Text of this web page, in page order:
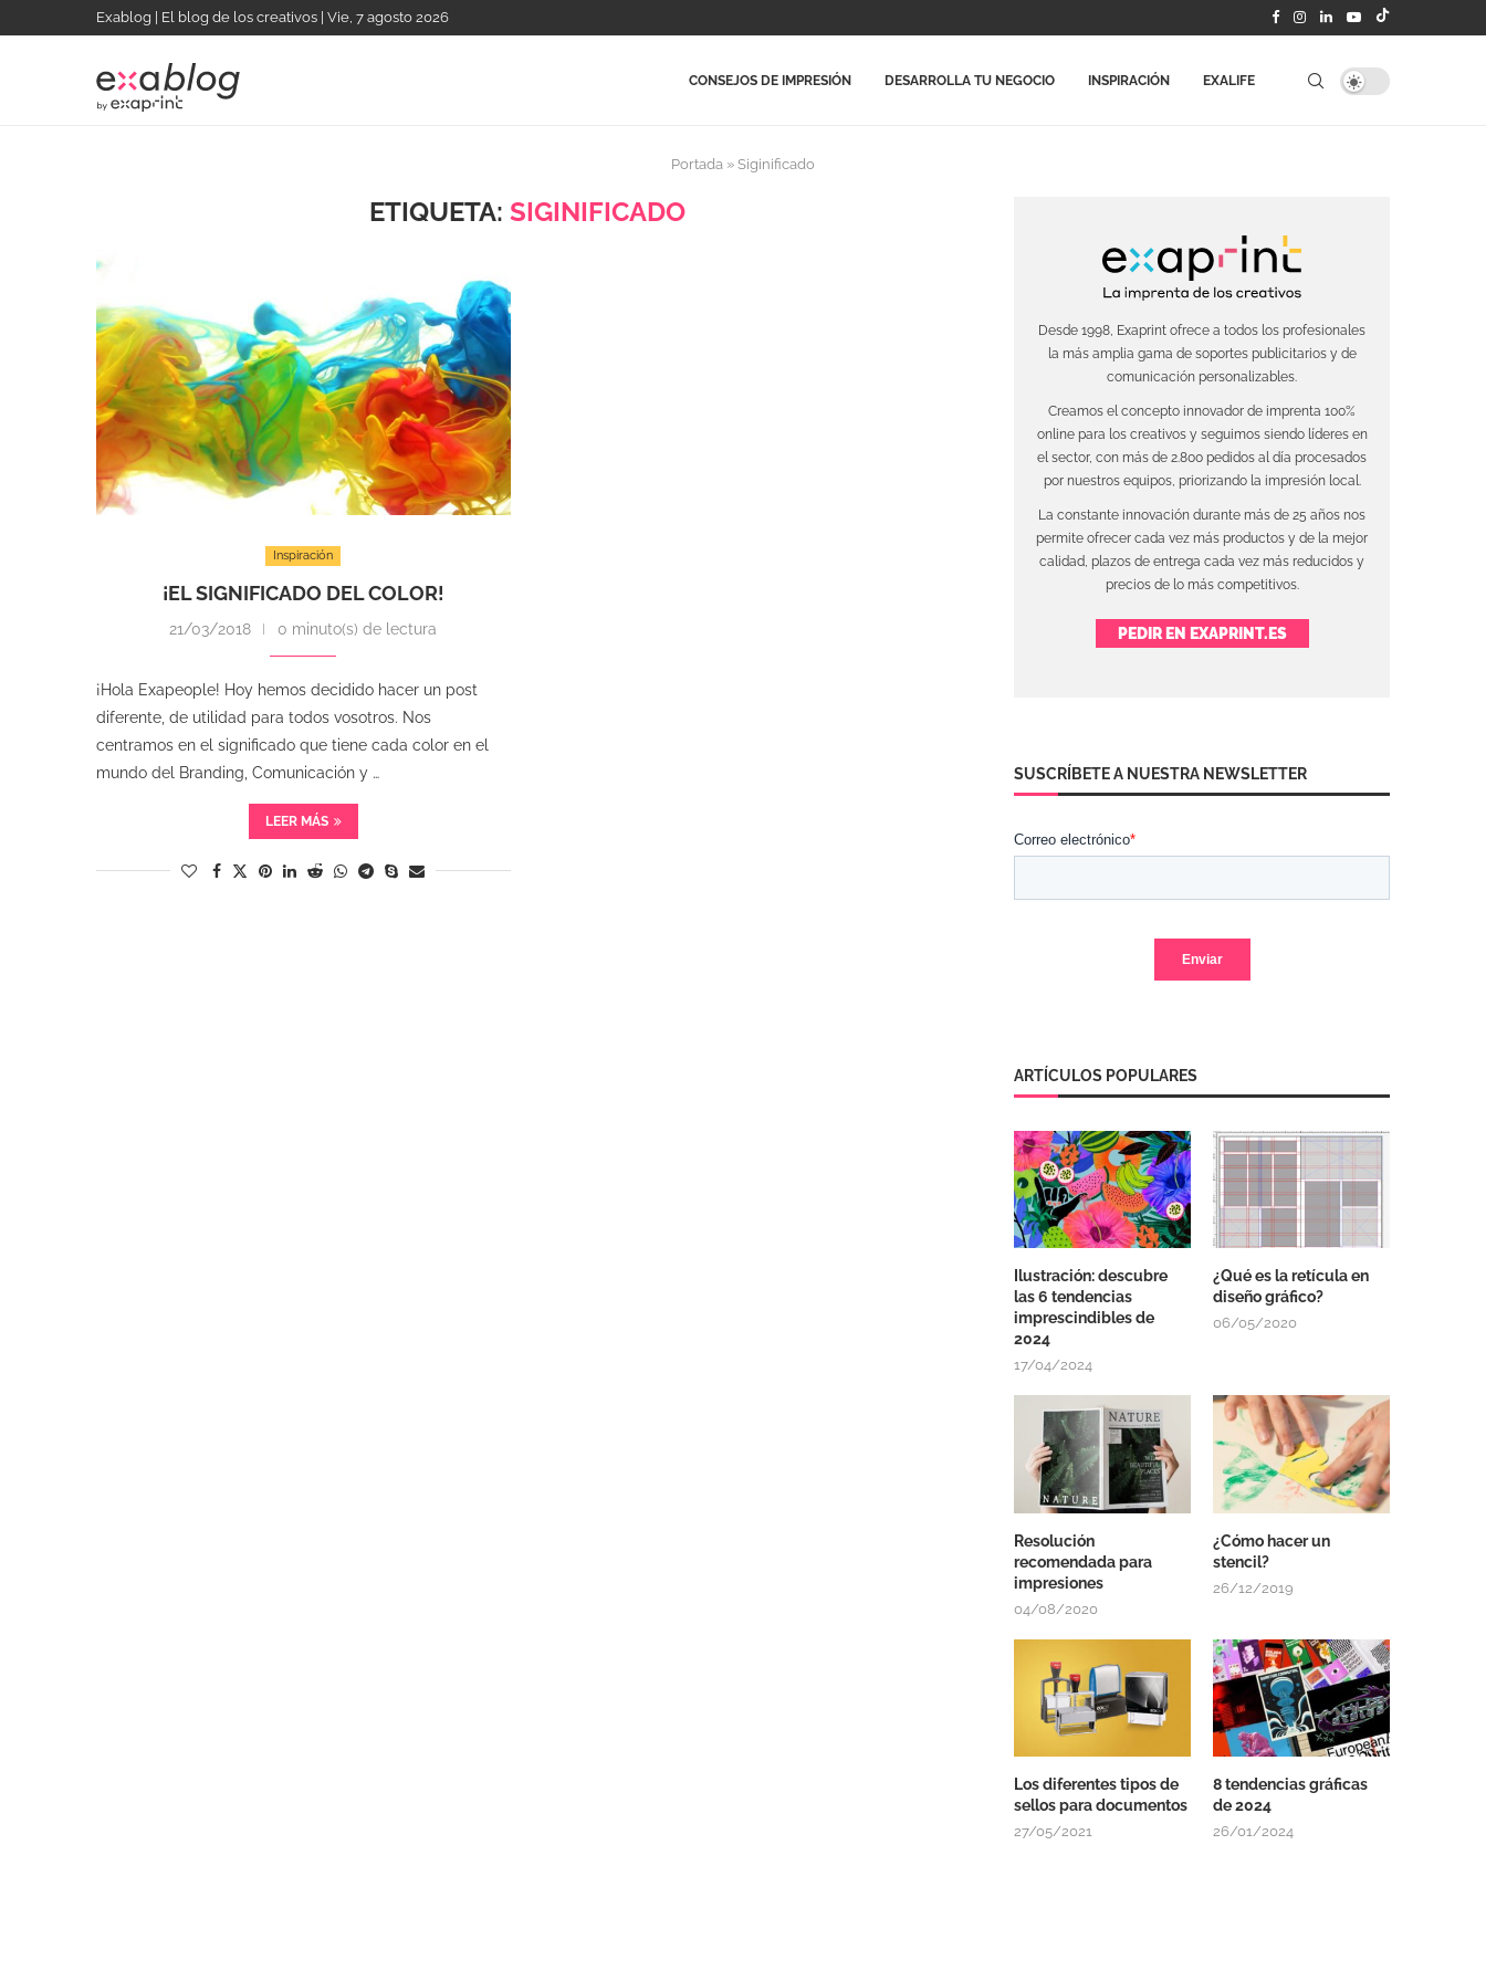
Exablog | El blog de los creativos | Vie, 7 agosto 2026
CONSEJOS DE IMPRESIÓN DESARROLLA TU NEGOCIO INSPIRACIÓN EXALIFE
Portada » Siginificado
ETIQUETA: SIGINIFICADO
Inspiración
¡EL SIGNIFICADO DEL COLOR!
21/03/2018 0 minuto(s) de lectura
¡Hola Exapeople! Hoy hemos decidido hacer un post
diferente, de utilidad para todos vosotros. Nos
centramos en el significado que tiene cada color en el
mundo del Branding, Comunicación y …
LEER MÁS
Desde 1998, Exaprint ofrece a todos los profesionales
la más amplia gama de soportes publicitarios y de
comunicación personalizables.
Creamos el concepto innovador de imprenta 100%
online para los creativos y seguimos siendo líderes en
el sector, con más de 2.800 pedidos al día procesados
por nuestros equipos, priorizando la impresión local.
La constante innovación durante más de 25 años nos
permite ofrecer cada vez más productos y de la mejor
calidad, plazos de entrega cada vez más reducidos y
precios de lo más competitivos.
PEDIR EN EXAPRINT.ES
SUSCRÍBETE A NUESTRA NEWSLETTER
ARTÍCULOS POPULARES
Ilustración: descubre
las 6 tendencias
imprescindibles de
2024
17/04/2024
¿Qué es la retícula en
diseño gráfico?
06/05/2020
Resolución
recomendada para
impresiones
04/08/2020
¿Cómo hacer un
stencil?
26/12/2019
Los diferentes tipos de
sellos para documentos
27/05/2021
8 tendencias gráficas
de 2024
26/01/2024